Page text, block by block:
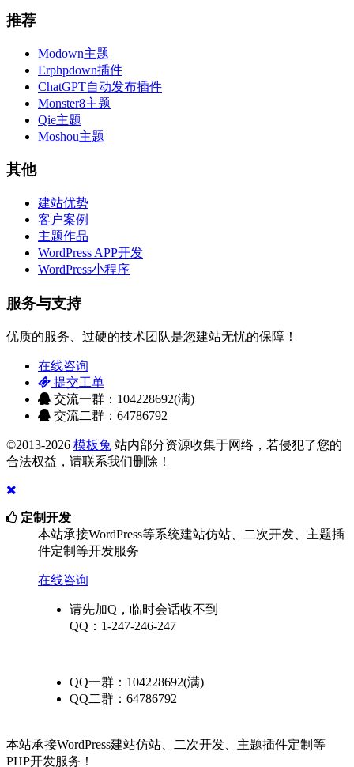
推荐
Modown主题
Erphpdown插件
ChatGPT自动发布插件
Monster8主题
Qie主题
Moshou主题
其他
建站优势
客户案例
主题作品
WordPress APP开发
WordPress小程序
服务与支持
优质的服务、过硬的技术团队是您建站无忧的保障！
在线咨询
提交工单
交流一群：104228692(满)
交流二群：64786792
©2013-2026 模板兔 站内部分资源收集于网络，若侵犯了您的
合法权益，请联系我们删除！
定制开发
本站承接WordPress等系统建站仿站、二次开发、主题插
件定制等开发服务
在线咨询
请先加Q，临时会话收不到
QQ：1-247-246-247
QQ一群：104228692(满)
QQ二群：64786792
本站承接WordPress建站仿站、二次开发、主题插件定制等
PHP开发服务！